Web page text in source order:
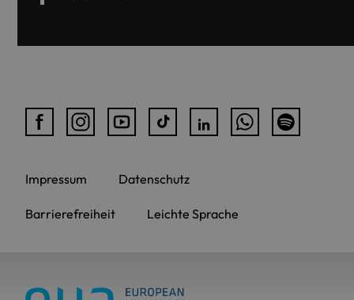
Impressum Datenschutz
Barrierefreiheit Leichte Sprache